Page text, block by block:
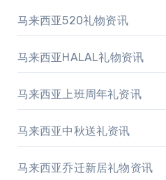
马来西亚520礼物资讯
马来西亚HALAL礼物资讯
马来西亚上班周年礼资讯
马来西亚中秋送礼资讯
马来西亚乔迁新居礼物资讯